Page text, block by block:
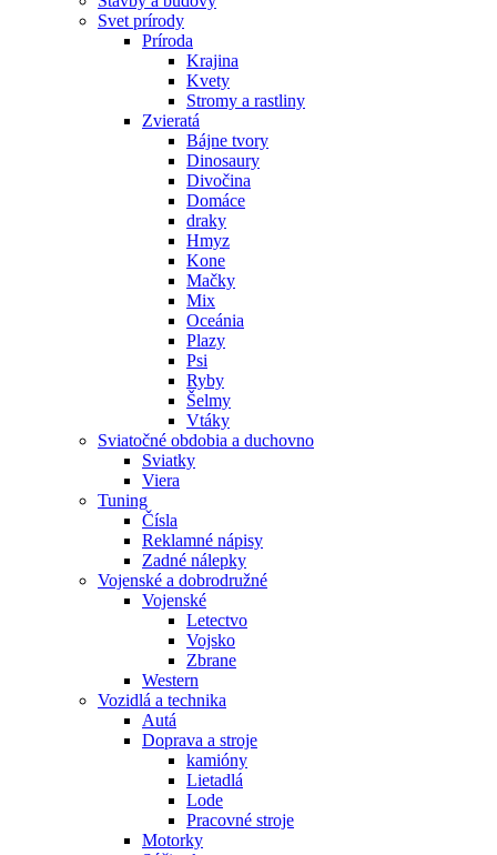
Svet prírody
Príroda
Krajina
Kvety
Stromy a rastliny
Zvieratá
Bájne tvory
Dinosaury
Divočina
Domáce
draky
Hmyz
Kone
Mačky
Mix
Oceánia
Plazy
Psi
Ryby
Šelmy
Vtáky
Sviatočné obdobia a duchovno
Sviatky
Viera
Tuning
Čísla
Reklamné nápisy
Zadné nálepky
Vojenské a dobrodružné
Vojenské
Letectvo
Vojsko
Zbrane
Western
Vozidlá a technika
Autá
Doprava a stroje
kamióny
Lietadlá
Lode
Pracovné stroje
Motorky